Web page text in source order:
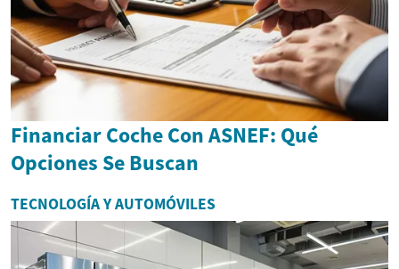
Financiar Coche Con ASNEF: Qué
Opciones Se Buscan
TECNOLOGÍA Y AUTOMÓVILES